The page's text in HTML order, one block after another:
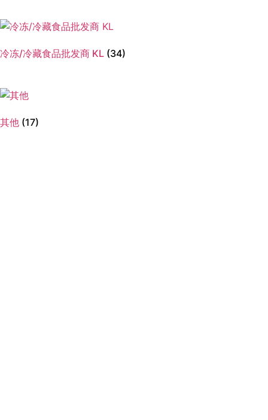
冷冻/冷藏食品批发商 KL (34)
其他 (17)